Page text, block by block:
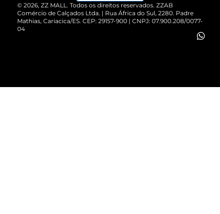
Cartão Presente
Vendas Corporativas
© 2026, ZZ MALL. Todos os direitos reservados. ZZAB
Comércio de Calçados Ltda. | Rua África do Sul, 2280. Padre
Mathias, Cariacica/ES. CEP: 29157-900 | CNPJ: 07.900.208/0077-
04